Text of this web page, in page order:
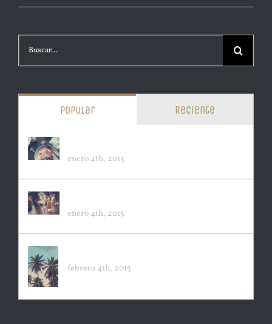
Popular Reciente
enero 4th, 2015
enero 4th, 2015
febrero 4th, 2015